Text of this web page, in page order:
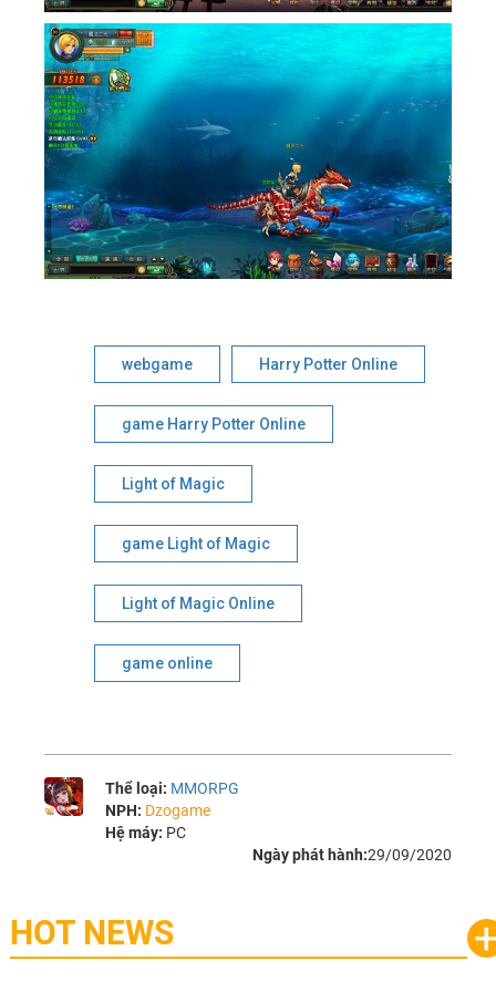
webgame Harry Potter Online
game Harry Potter Online
Light of Magic
game Light of Magic
Light of Magic Online
game online
Thể loại: MMORPG
NPH: Dzogame
Hệ máy: PC
Ngày phát hành:29/09/2020
HOT NEWS